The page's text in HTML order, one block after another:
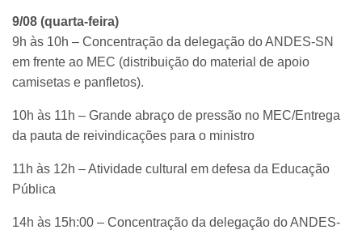
9/08 (quarta-feira)
9h às 10h – Concentração da delegação do ANDES-SN
em frente ao MEC (distribuição do material de apoio
camisetas e panfletos).
10h às 11h – Grande abraço de pressão no MEC/Entrega
da pauta de reivindicações para o ministro
11h às 12h – Atividade cultural em defesa da Educação
Pública
14h às 15h:00 – Concentração da delegação do ANDES-